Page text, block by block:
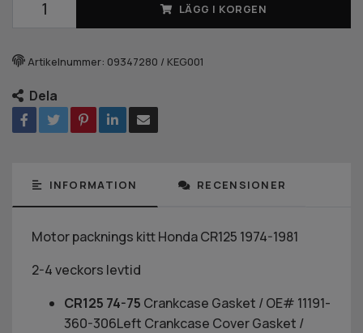
LÄGG I KORGEN
Artikelnummer: 09347280 / KEG001
Dela
INFORMATION RECENSIONER
Motor packnings kitt Honda CR125 1974-1981
2-4 veckors levtid
CR125 74-75 Crankcase Gasket / OE# 11191-
360-306Left Crankcase Cover Gasket /